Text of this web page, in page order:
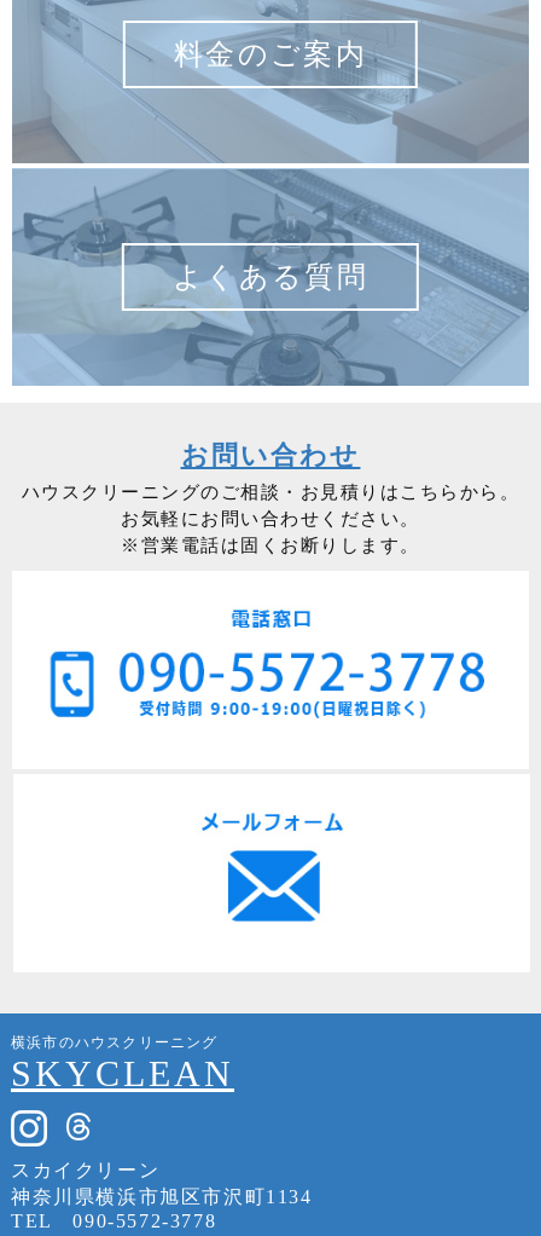
料金のご案内
よくある質問
お問い合わせ
ハウスクリーニングのご相談・お見積りはこちらから。
お気軽にお問い合わせください。
※営業電話は固くお断りします。
横浜市のハウスクリーニング
SKYCLEAN
スカイクリーン
神奈川県横浜市旭区市沢町1134
TEL090-5572-3778